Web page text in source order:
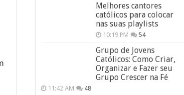
Melhores cantores
católicos para colocar
nas suas playlists
10:19 PM 54
Grupo de Jovens
Católicos: Como Criar,
Organizar e Fazer seu
Grupo Crescer na Fé
11:42 AM 48